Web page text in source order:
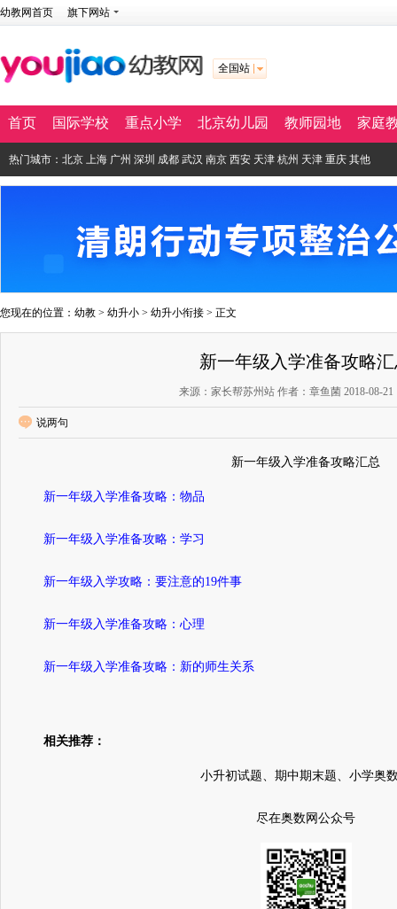
幼教网首页 旗下网站
全国站
首页 国际学校 重点小学 北京幼儿园 教师园地 家庭
热门城市： 北京 上海 广州 深圳 成都 武汉 南京 西安 天津 杭州 天津 重庆 其他
您现在的位置： 幼教 > 幼升小 > 幼升小衔接 > 正文
新一年级入学准备攻略
来源：家长帮苏州站 作者：章鱼菌 2018-08-21
说两句
新一年级入学准备攻略汇总
新一年级入学准备攻略：物品
新一年级入学准备攻略：学习
新一年级入学攻略：要注意的19件事
新一年级入学准备攻略：心理
新一年级入学准备攻略：新的师生关系
相关推荐：
小升初试题、期中期末题、小学奥
尽在奥数网公众号